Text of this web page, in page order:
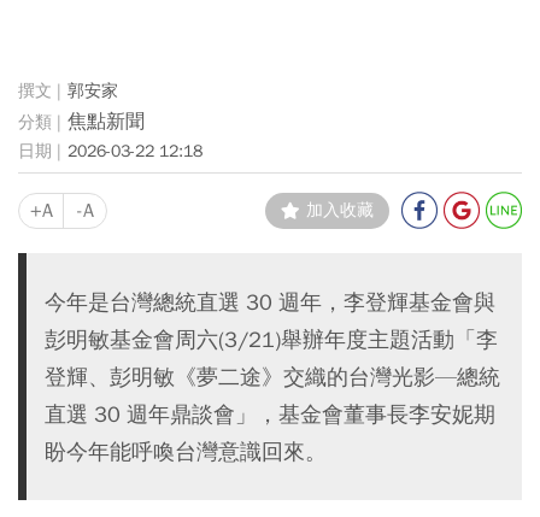
郭安家
焦點新聞
2026-03-22 12:18
+A -A 加入收藏
今年是台灣總統直選 30 週年，李登輝基金會與
彭明敏基金會周六(3/21)舉辦年度主題活動「李
登輝、彭明敏《夢二途》交織的台灣光影—總統
直選 30 週年鼎談會」，基金會董事長李安妮期
盼今年能呼喚台灣意識回來。